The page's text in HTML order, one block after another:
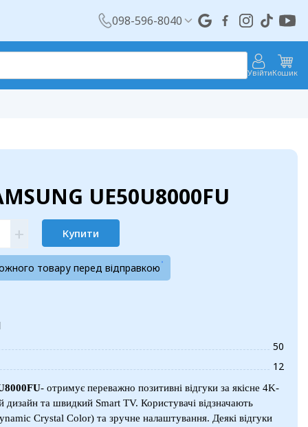
098-596-8040
УвійтиКошик
UE50U8000FU
+ Купити
товару перед відправкою
50
12
- отримує переважно позитивні відгуки за якісне 4K-
дизайн та швидкий Smart TV. Користувачі відзначають
Crystal Color) та зручне налаштування. Деякі відгуки